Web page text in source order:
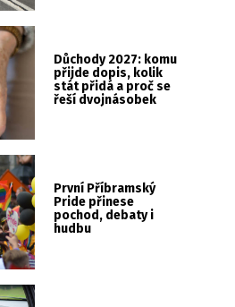
Důchody 2027: komu
přijde dopis, kolik
stát přidá a proč se
řeší dvojnásobek
První Příbramský
Pride přinese
pochod, debaty i
hudbu